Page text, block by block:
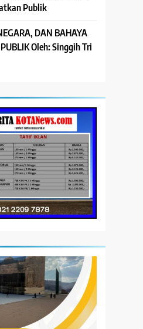
Publik
DAN BAHAYA
Oleh: Singgih Tri